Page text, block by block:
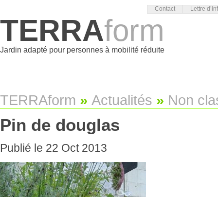
Contact Lettre
TERRAform
Jardin adapté pour personnes à mobilité réduite
TERRAform » Actualités » Non
Pin de douglas
Publié le 22 Oct 2013